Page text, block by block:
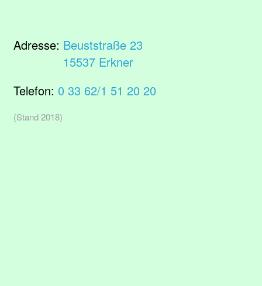
Adresse: Beuststraße 23
15537 Erkner
Telefon: 0 33 62/1 51 20 20
(Stand 2018)